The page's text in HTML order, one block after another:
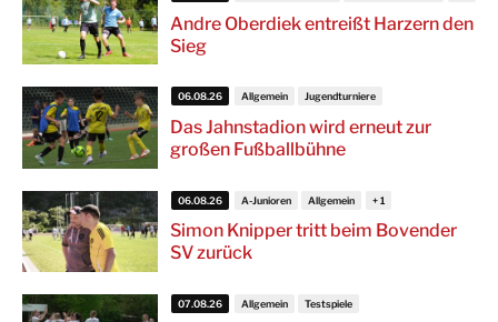
Andre Oberdiek entreißt Harzern den
Sieg
Das Jahnstadion wird erneut zur
großen Fußballbühne
06.08.26 Allgemein Jugendturniere
Simon Knipper tritt beim Bovender
SV zurück
06.08.26 A-Junioren Allgemein
07.08.26 Allgemein Testspiele